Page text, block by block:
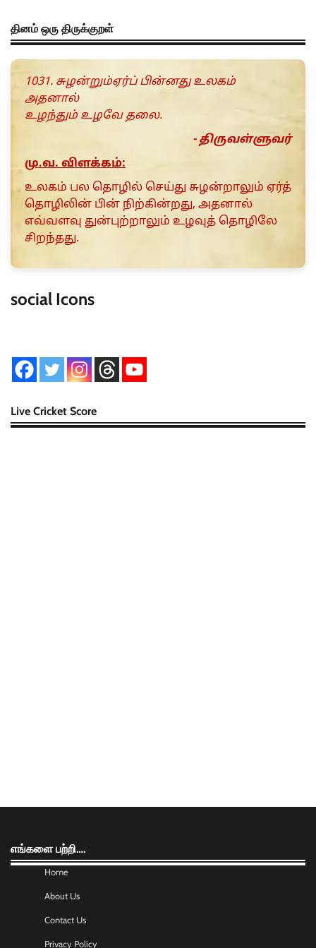
தினம் ஒரு திருக்குறள்
1031. சுழன்றும்ஏர்ப் பின்னது உலகம்
அதனால்
உழந்தும் உழவே தலை.
- திருவள்ளுவர்
மு.வ. விளக்கம்:
உலகம் பல தொழில் செய்து சுழன்றாலும் ஏர்த்
தொழிலின் பின் நிற்கின்றது, அதனால்
எவ்வளவு துன்புற்றாலும் உழவுத் தொழிலே
சிறந்தது.
social Icons
Live Cricket Score
எங்களை பற்றி….
Home
About Us
Contact Us
Privacy Policy